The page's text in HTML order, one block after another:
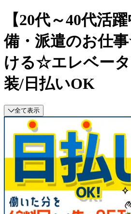
【20代～40代活
備・派遣のお仕
ける☆エレベー
装/日払いOK
全て表示